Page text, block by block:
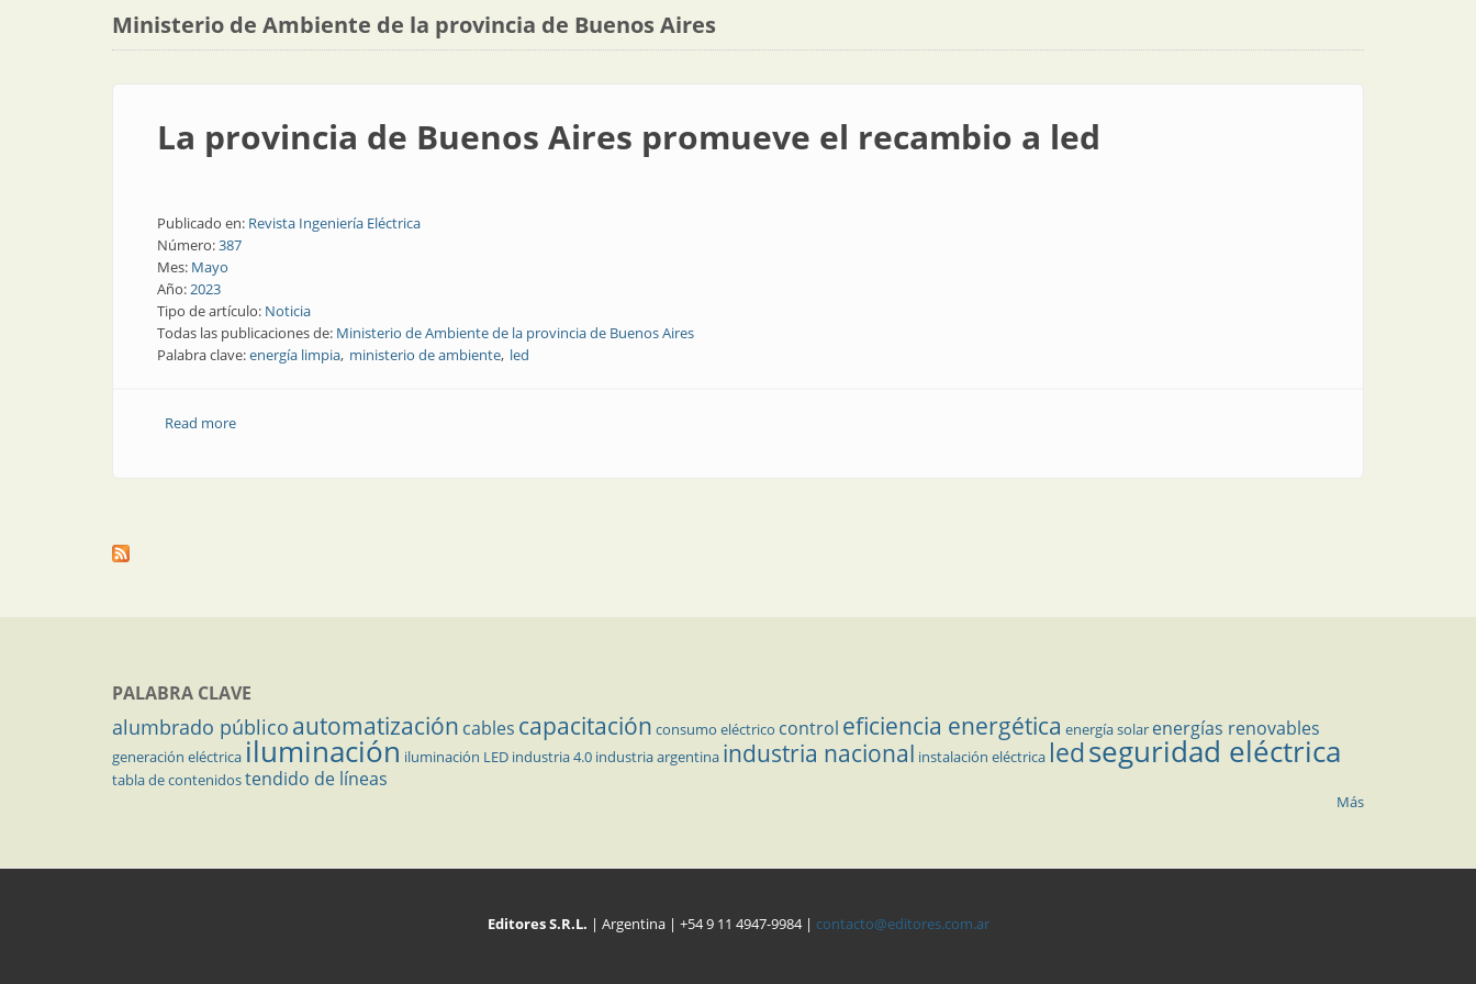
Ministerio de Ambiente de la provincia de Buenos Aires
La provincia de Buenos Aires promueve el recambio a led
Publicado en: Revista Ingeniería Eléctrica
Número:387
Mes: Mayo
Año:2023
Tipo de artículo: Noticia
Todas las publicaciones de: Ministerio de Ambiente de la provincia de Buenos Aires
Palabra clave:energía limpia ministerio de ambiente led
Read moreabout La provincia de Buenos Aires promueve el recambio a led
PALABRA CLAVE
alumbrado público automatización cables capacitación consumo eléctrico control eficiencia energética energía solar energías renovables
generación eléctrica iluminación iluminación LED industria 4.0 industria argentina industria nacional instalación eléctrica ledseguridad eléctrica
tabla de contenidostendido de líneas
Más
Editores S.R.L. | Argentina | +54 9 11 4947-9984 | contacto@editores.com.ar